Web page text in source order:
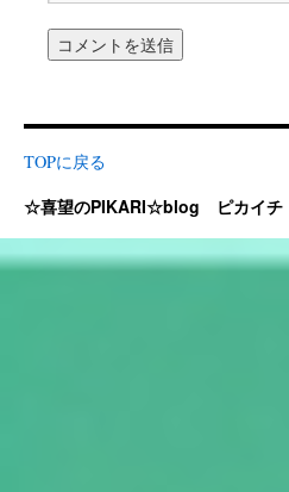
TOPに戻る
☆喜望のPIKARI☆blog ピカイチ